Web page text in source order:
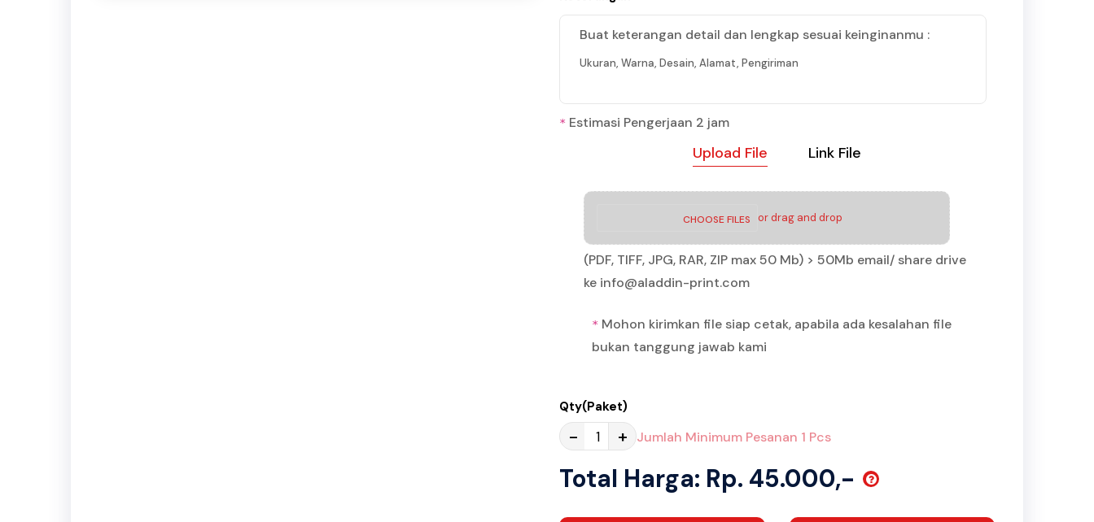
Buat keterangan detail dan lengkap sesuai keinginanmu :
Ukuran, Warna, Desain, Alamat, Pengiriman
* Estimasi Pengerjaan 2 jam
Upload File Link File
CHOOSE FILES or drag and drop
(PDF, TIFF, JPG, RAR, ZIP max 50 Mb) > 50Mb email/ share drive
ke info@aladdin-print.com
* Mohon kirimkan file siap cetak, apabila ada kesalahan file
bukan tanggung jawab kami
Qty(Paket)
- + Jumlah Minimum Pesanan 1 Pcs
Total Harga: Rp. 45.000,-